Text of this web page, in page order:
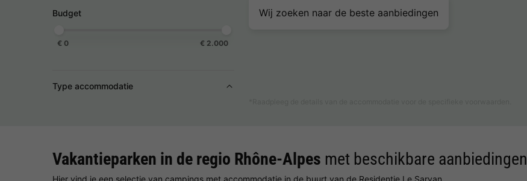
Budget
€ 0 € 2.000
Type accommodatie
Wij zoeken naar de beste aanbiedingen
Vakantieparken in de regio Rhône-Alpes met beschikbare aanbiedingen
Hier vind je een selectie van campings met accommodatie in de buurt van de Residentie Le Sarvan